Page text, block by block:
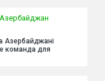
Азербайджан
Азербайджані
команда для